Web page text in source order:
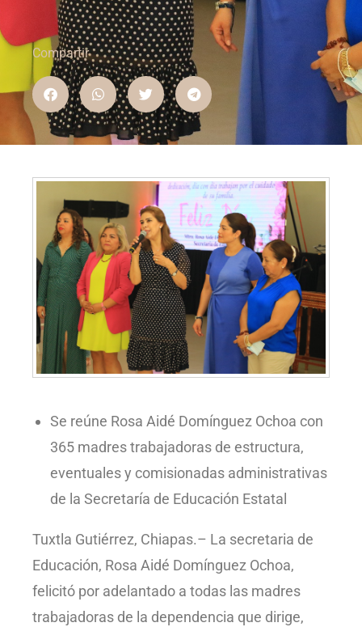
Compartir
Se reúne Rosa Aidé Domínguez Ochoa con
365 madres trabajadoras de estructura,
eventuales y comisionadas administrativas
de la Secretaría de Educación Estatal
Tuxtla Gutiérrez, Chiapas.– La secretaria de
Educación, Rosa Aidé Domínguez Ochoa,
felicitó por adelantado a todas las madres
trabajadoras de la dependencia que dirige,